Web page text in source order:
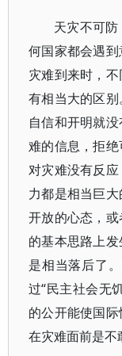
天灾不可
何国家都会遇
灾难到来时，
有相当大的区
自信和开明就
难的信息，拒
对灾难没有反
力都是相当巨
开放的心态，
的基本思路上
是相当落后了
过“民主社会无
的公开能使国
在灾难面前是不